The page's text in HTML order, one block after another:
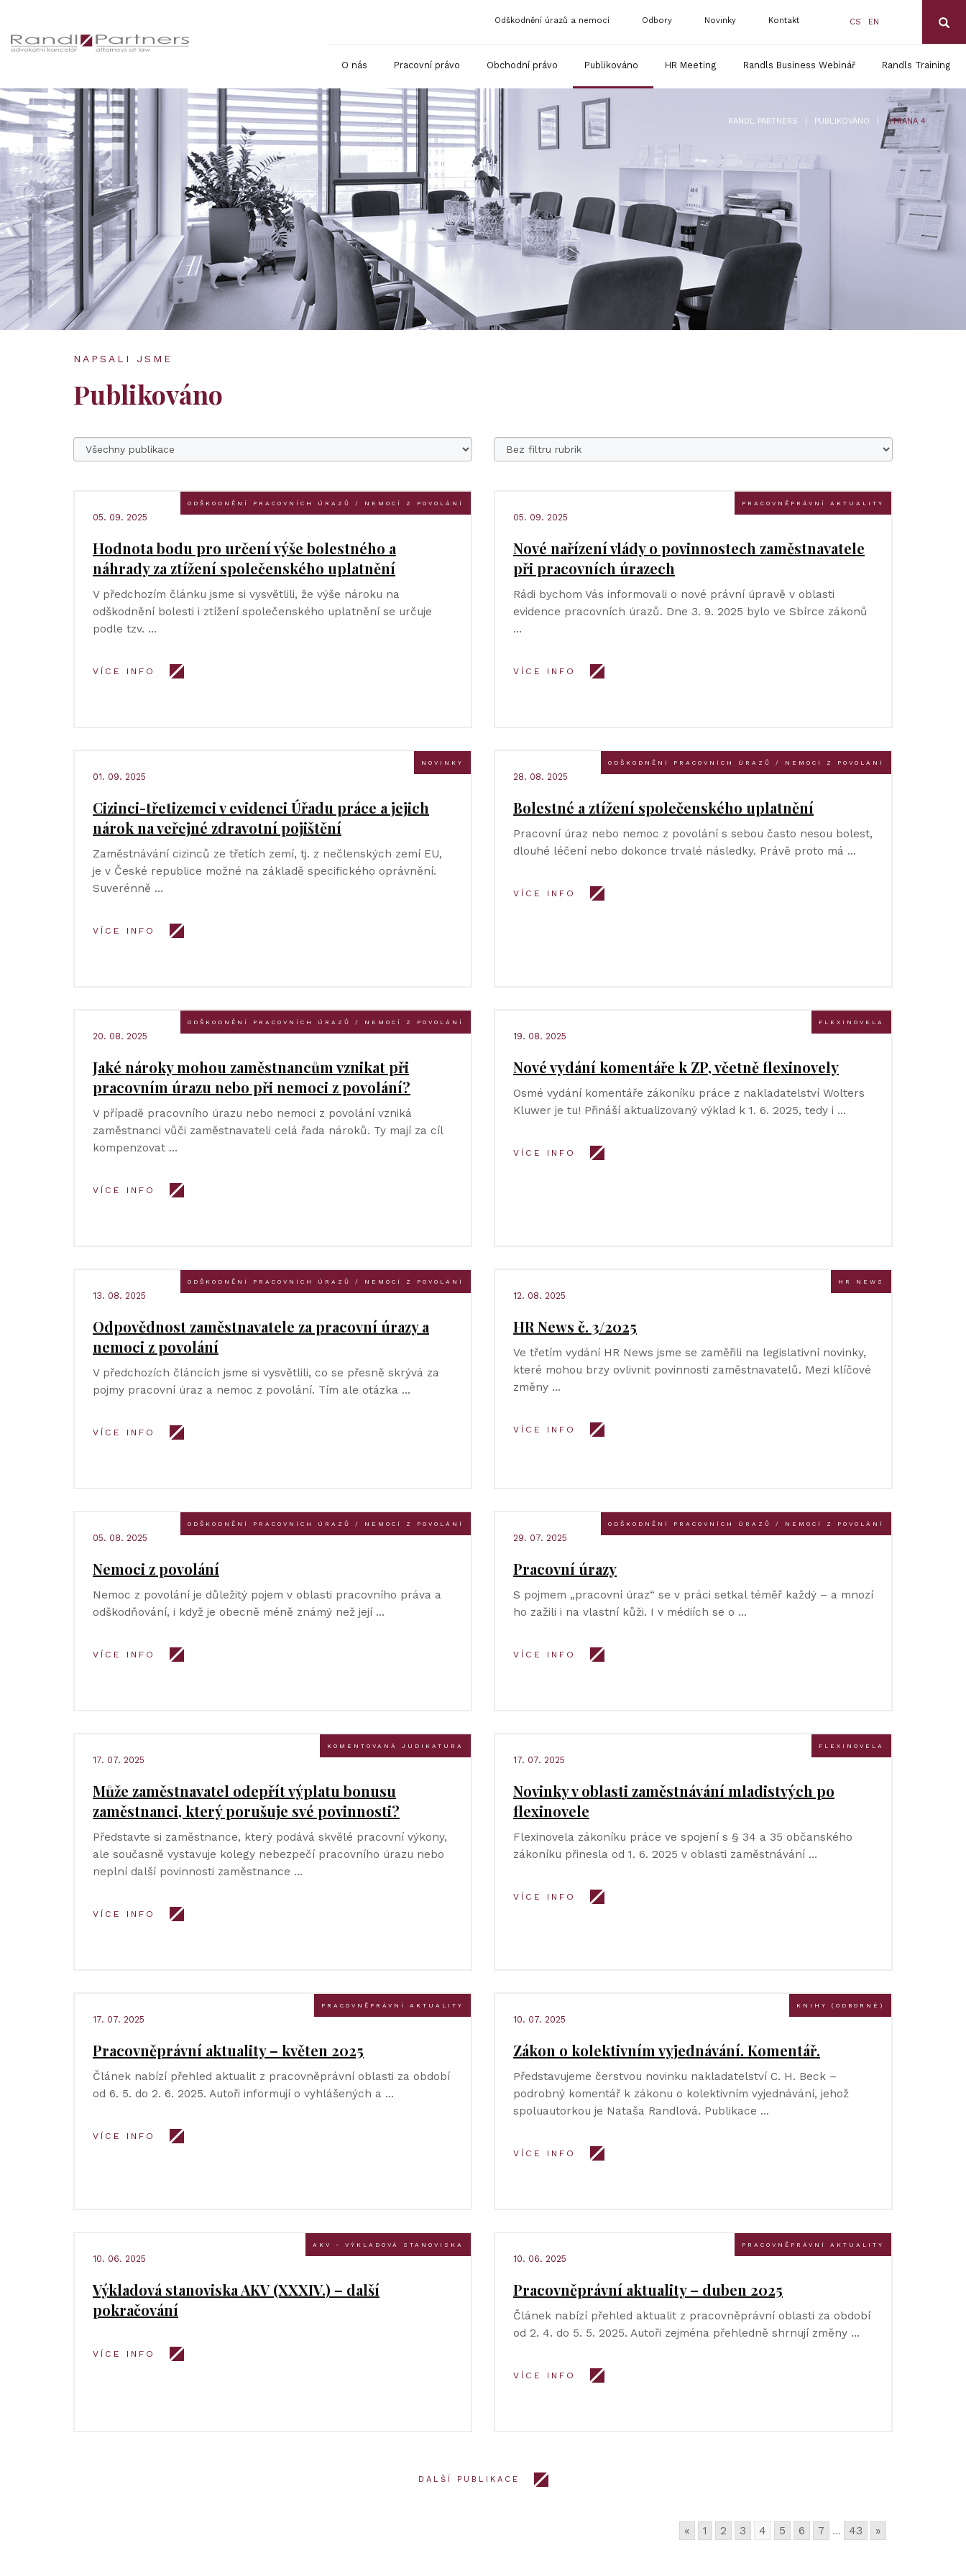
CS EN
Odškodnění úrazů a nemocí Odbory Novinky Kontakt
O nás Pracovní právo Obchodní právo Publikováno HR Meeting Randls Business Webinář Randls Training
RANDL PARTNERS PUBLIKOVÁNO STRANA 4
NAPSALI JSME
Publikováno
ODŠKODNĚNÍ PRACOVNÍCH ÚRAZŮ / NEMOCÍ Z POVOLÁNÍ
05. 09. 2025
Hodnota bodu pro určení výše bolestného a
náhrady za ztížení společenského uplatnění
V předchozím článku jsme si vysvětlili, že výše nároku na
odškodnění bolesti i ztížení společenského uplatnění se určuje
podle tzv. …
VÍCE INFO
PRACOVNĚPRÁVNÍ AKTUALITY
05. 09. 2025
Nové nařízení vlády o povinnostech zaměstnavatele
při pracovních úrazech
Rádi bychom Vás informovali o nové právní úpravě v oblasti
evidence pracovních úrazů. Dne 3. 9. 2025 bylo ve Sbírce zákonů
…
VÍCE INFO
NOVINKY
01. 09. 2025
Cizinci-třetizemci v evidenci Úřadu práce a jejich
nárok na veřejné zdravotní pojištění
Zaměstnávání cizinců ze třetích zemí, tj. z nečlenských zemí EU,
je v České republice možné na základě specifického oprávnění.
Suverénně …
VÍCE INFO
ODŠKODNĚNÍ PRACOVNÍCH ÚRAZŮ / NEMOCÍ Z POVOLÁNÍ
28. 08. 2025
Bolestné a ztížení společenského uplatnění
Pracovní úraz nebo nemoc z povolání s sebou často nesou bolest,
dlouhé léčení nebo dokonce trvalé následky. Právě proto má …
VÍCE INFO
ODŠKODNĚNÍ PRACOVNÍCH ÚRAZŮ / NEMOCÍ Z POVOLÁNÍ
20. 08. 2025
Jaké nároky mohou zaměstnancům vznikat při
pracovním úrazu nebo při nemoci z povolání?
V případě pracovního úrazu nebo nemoci z povolání vzniká
zaměstnanci vůči zaměstnavateli celá řada nároků. Ty mají za cíl
kompenzovat …
VÍCE INFO
FLEXINOVELA
19. 08. 2025
Nové vydání komentáře k ZP, včetně flexinovely
Osmé vydání komentáře zákoníku práce z nakladatelství Wolters
Kluwer je tu! Přináší aktualizovaný výklad k 1. 6. 2025, tedy i …
VÍCE INFO
ODŠKODNĚNÍ PRACOVNÍCH ÚRAZŮ / NEMOCÍ Z POVOLÁNÍ
13. 08. 2025
Odpovědnost zaměstnavatele za pracovní úrazy a
nemoci z povolání
V předchozích článcích jsme si vysvětlili, co se přesně skrývá za
pojmy pracovní úraz a nemoc z povolání. Tím ale otázka …
VÍCE INFO
HR NEWS
12. 08. 2025
HR News č. 3/2025
Ve třetím vydání HR News jsme se zaměřili na legislativní novinky,
které mohou brzy ovlivnit povinnosti zaměstnavatelů. Mezi klíčové
změny …
VÍCE INFO
ODŠKODNĚNÍ PRACOVNÍCH ÚRAZŮ / NEMOCÍ Z POVOLÁNÍ
05. 08. 2025
Nemoci z povolání
Nemoc z povolání je důležitý pojem v oblasti pracovního práva a
odškodňování, i když je obecně méně známý než její …
VÍCE INFO
ODŠKODNĚNÍ PRACOVNÍCH ÚRAZŮ / NEMOCÍ Z POVOLÁNÍ
29. 07. 2025
Pracovní úrazy
S pojmem „pracovní úraz“ se v práci setkal téměř každý – a mnozí
ho zažili i na vlastní kůži. I v médiích se o …
VÍCE INFO
KOMENTOVANÁ JUDIKATURA
17. 07. 2025
Může zaměstnavatel odepřít výplatu bonusu
zaměstnanci, který porušuje své povinnosti?
Představte si zaměstnance, který podává skvělé pracovní výkony,
ale současně vystavuje kolegy nebezpečí pracovního úrazu nebo
neplní další povinnosti zaměstnance …
VÍCE INFO
FLEXINOVELA
17. 07. 2025
Novinky v oblasti zaměstnávání mladistvých po
flexinovele
Flexinovela zákoníku práce ve spojení s § 34 a 35 občanského
zákoníku přinesla od 1. 6. 2025 v oblasti zaměstnávání …
VÍCE INFO
PRACOVNĚPRÁVNÍ AKTUALITY
17. 07. 2025
Pracovněprávní aktuality – květen 2025
Článek nabízí přehled aktualit z pracovněprávní oblasti za období
od 6. 5. do 2. 6. 2025. Autoři informují o vyhlášených a …
VÍCE INFO
KNIHY (ODBORNÉ)
10. 07. 2025
Zákon o kolektivním vyjednávání. Komentář.
Představujeme čerstvou novinku nakladatelství C. H. Beck –
podrobný komentář k zákonu o kolektivním vyjednávání, jehož
spoluautorkou je Nataša Randlová. Publikace …
VÍCE INFO
AKV - VÝKLADOVÁ STANOVISKA
10. 06. 2025
Výkladová stanoviska AKV (XXXIV.) – další
pokračování
VÍCE INFO
PRACOVNĚPRÁVNÍ AKTUALITY
10. 06. 2025
Pracovněprávní aktuality – duben 2025
Článek nabízí přehled aktualit z pracovněprávní oblasti za období
od 2. 4. do 5. 5. 2025. Autoři zejména přehledně shrnují změny …
VÍCE INFO
DALŠÍ PUBLIKACE
« 1 2 3 4 5 6 7 ... 43 »